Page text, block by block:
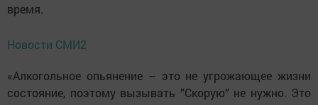
время.
Новости СМИ2
«Алкогольное опьянение – это не угрожающее жизни
состояние, поэтому вызывать ”Скорую” не нужно. Это